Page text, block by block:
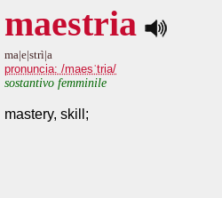
maestria
ma|e|strì|a
pronuncia: /maesˈtria/
sostantivo femminile
mastery, skill;